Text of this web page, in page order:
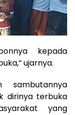
kepada
ujarnya.
dirinya terbuka
yang